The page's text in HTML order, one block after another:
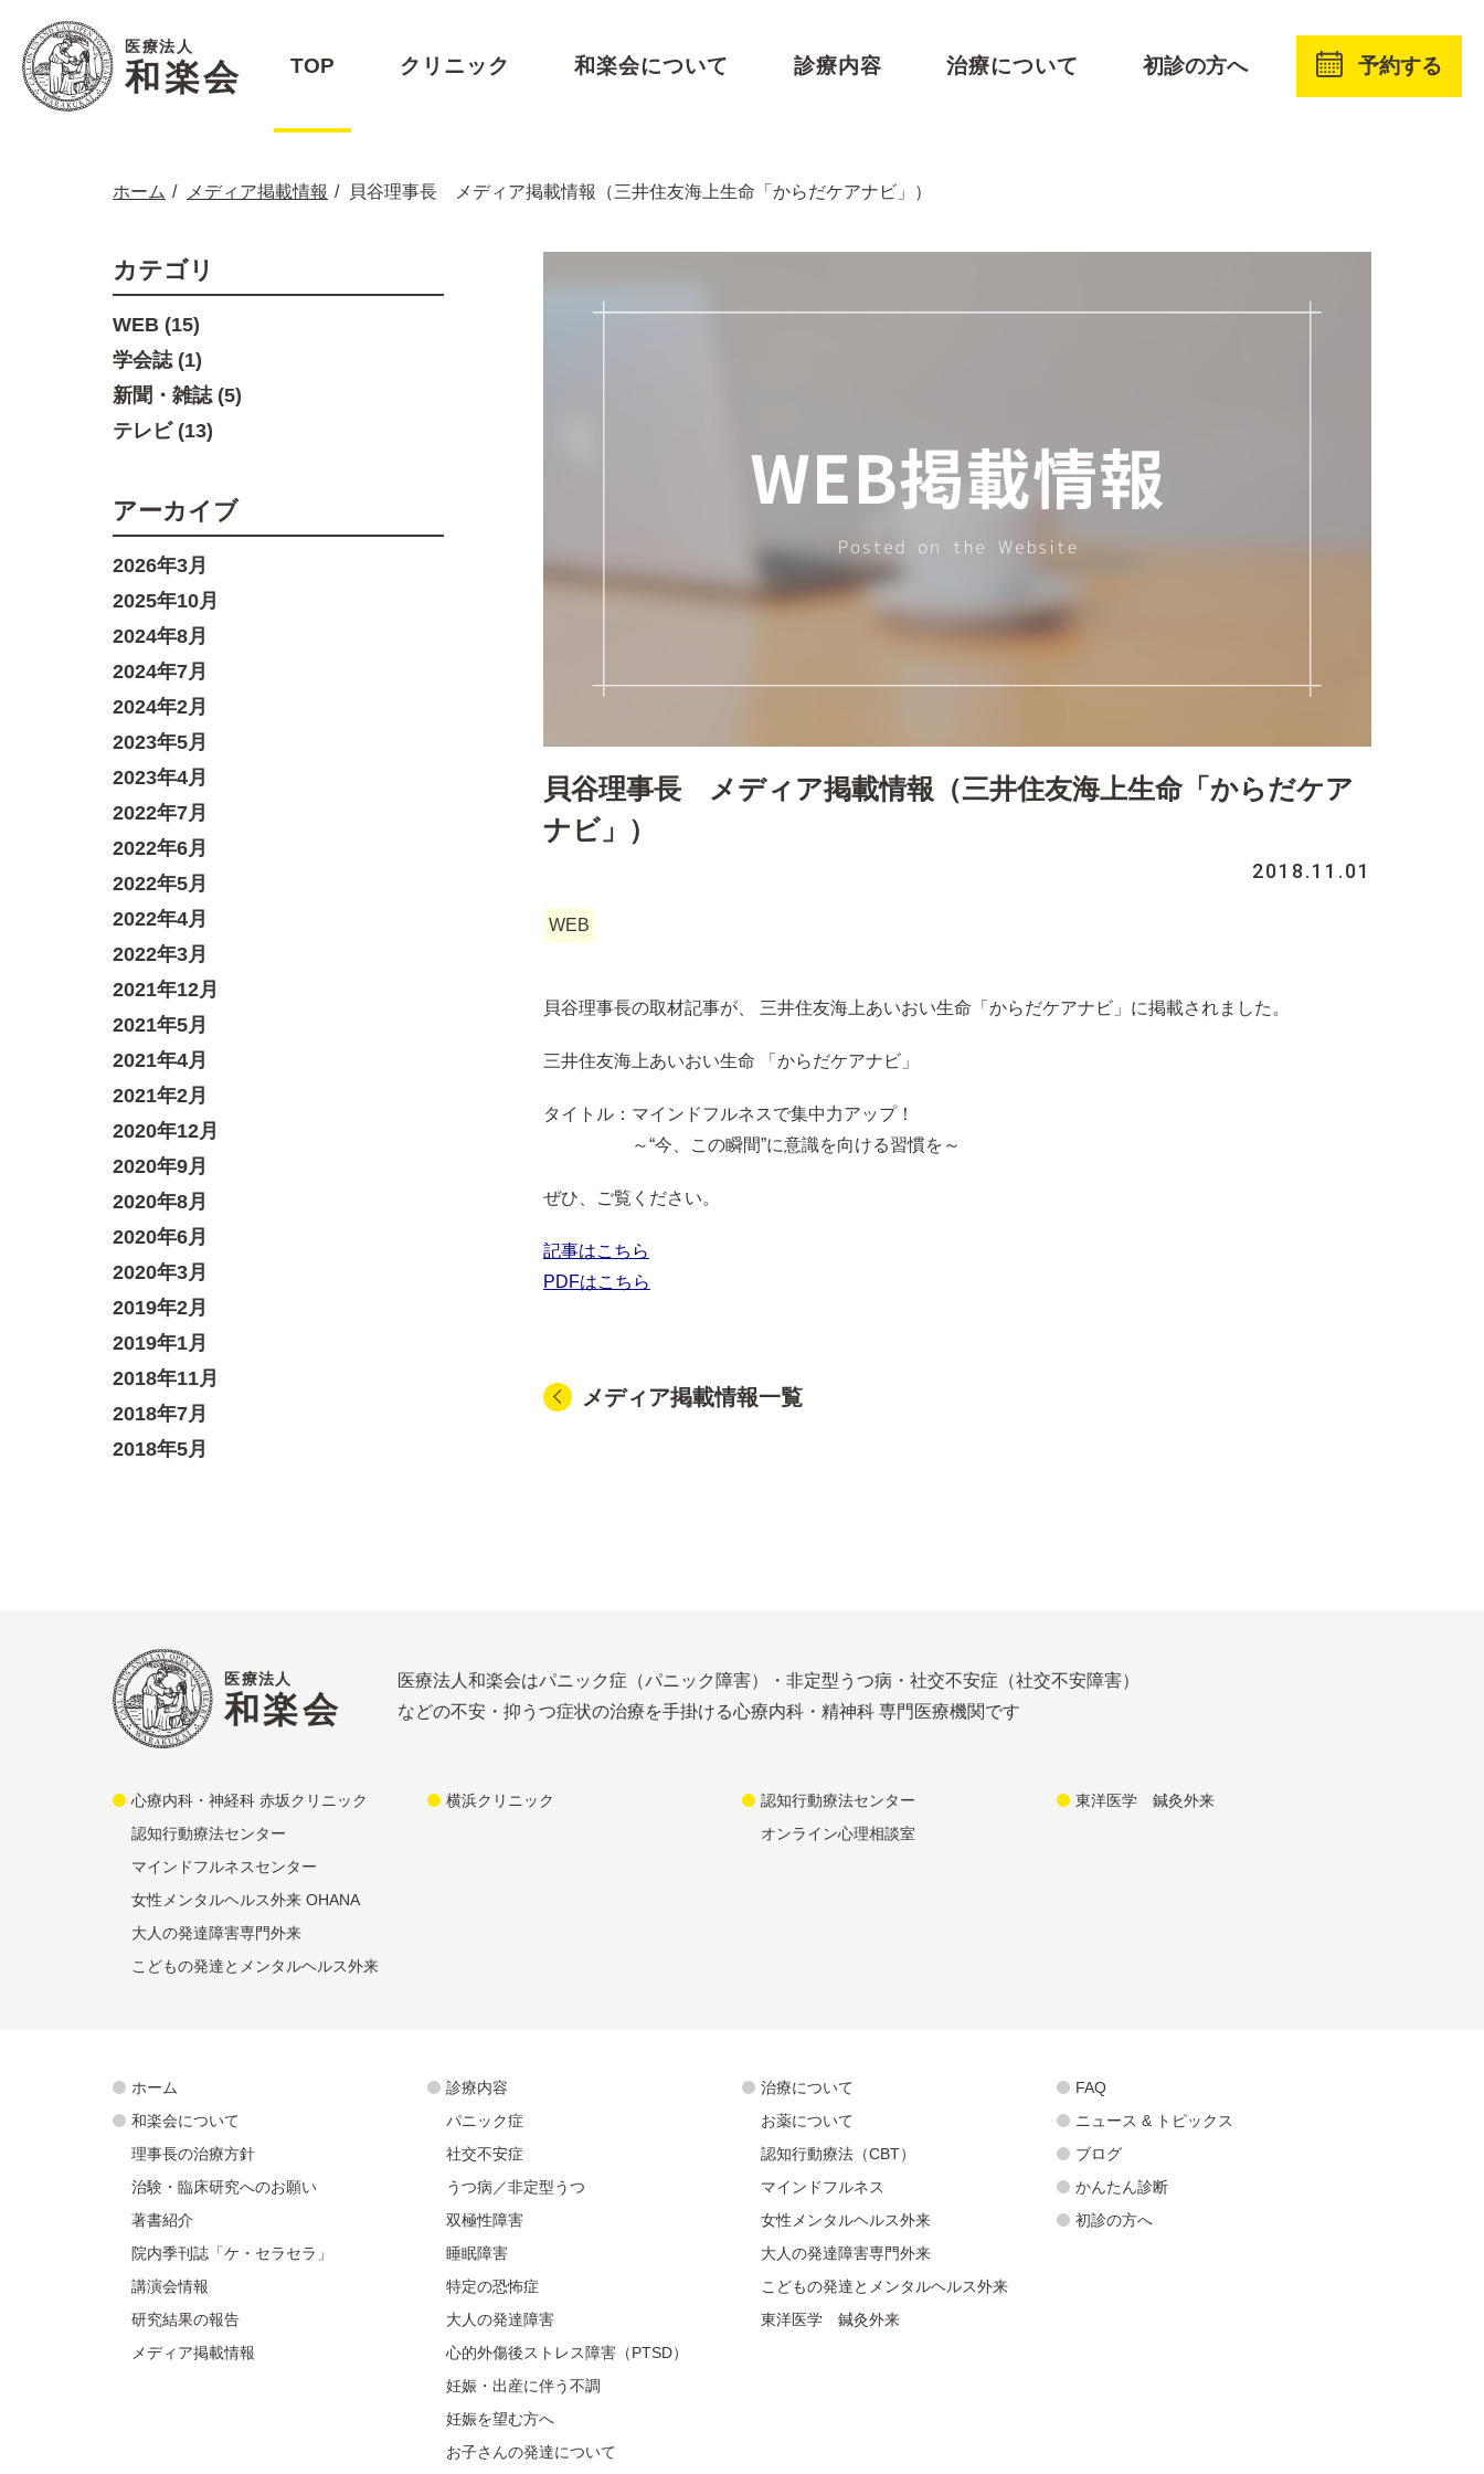
医療法人
和楽会 TOP クリニック 和楽会について 診療内容 治療について 初診の方へ 予約する
ホーム メディア掲載情報 貝谷理事長 メディア掲載情報（三井住友海上生命「からだケアナビ」）
貝谷理事長 メディア掲載情報（三井住友海上生命「からだケア
ナビ」）
2018.11.01
WEB
貝谷理事長の取材記事が、 三井住友海上あいおい生命「からだケアナビ」に掲載されました。
三井住友海上あいおい生命 「からだケアナビ」
タイトル：マインドフルネスで集中力アップ！
～“今、この瞬間”に意識を向ける習慣を～
ぜひ、ご覧ください。
記事はこちら
PDFはこちら
メディア掲載情報一覧
カテゴリ
WEB (15)
学会誌 (1)
新聞・雑誌 (5)
テレビ (13)
アーカイブ
2026年3月
2025年10月
2024年8月
2024年7月
2024年2月
2023年5月
2023年4月
2022年7月
2022年6月
2022年5月
2022年4月
2022年3月
2021年12月
2021年5月
2021年4月
2021年2月
2020年12月
2020年9月
2020年8月
2020年6月
2020年3月
2019年2月
2019年1月
2018年11月
2018年7月
2018年5月
医療法人
和楽会
医療法人和楽会はパニック症（パニック障害）・非定型うつ病・社交不安症（社交不安障害）
などの不安・抑うつ症状の治療を手掛ける心療内科・精神科 専門医療機関です
心療内科・神経科 赤坂クリニック
認知行動療法センター
マインドフルネスセンター
女性メンタルヘルス外来 OHANA
大人の発達障害専門外来
こどもの発達とメンタルヘルス外来
横浜クリニック
認知行動療法センター
オンライン心理相談室
東洋医学 鍼灸外来
ホーム
和楽会について
理事長の治療方針
治験・臨床研究へのお願い
著書紹介
院内季刊誌「ケ・セラセラ」
講演会情報
研究結果の報告
メディア掲載情報
診療内容
パニック症
社交不安症
うつ病／非定型うつ
双極性障害
睡眠障害
特定の恐怖症
大人の発達障害
心的外傷後ストレス障害（PTSD）
妊娠・出産に伴う不調
妊娠を望む方へ
お子さんの発達について
治療について
お薬について
認知行動療法（CBT）
マインドフルネス
女性メンタルヘルス外来
大人の発達障害専門外来
こどもの発達とメンタルヘルス外来
東洋医学 鍼灸外来
FAQ
ニュース & トピックス
ブログ
かんたん診断
初診の方へ